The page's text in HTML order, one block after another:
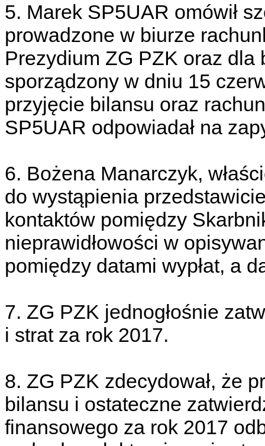
5. Marek SP5UAR omówił
prowadzone w biurze
Prezydium ZG PZK oraz dla
sporządzony w dniu 15
przyjęcie bilansu oraz
SP5UAR odpowiadał na
6. Bożena Manarczyk,
do wystąpienia
kontaktów pomiędzy
nieprawidłowości w
pomiędzy datami wypłat, a
7. ZG PZK jednogłośnie
i strat za rok 2017.
8. ZG PZK zdecydował, że
bilansu i ostateczne
finansowego za rok 2017